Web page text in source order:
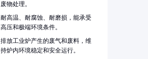
废物处理。
耐高温、耐腐蚀、耐磨损，能承受
高压和极端环境条件。
排放工业炉产生的废气和废料，维
持炉内环境稳定和安全运行。